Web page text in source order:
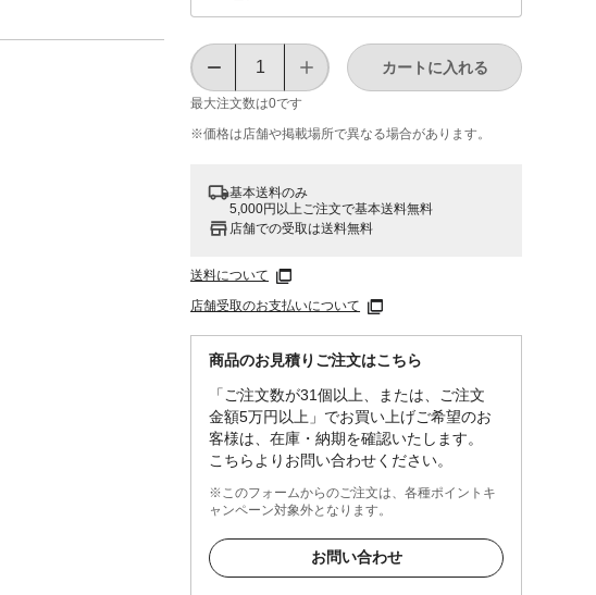
最大注文数は0です
カートに入れる
※価格は​店舗や​掲載場所で​異なる​場合が​あります。
基本送料のみ
5,000円以上ご注文で基本送料無料
店舗での受取は送料無料
送料について
店舗受取のお支払いについて
商品のお見積りご注文はこちら
「ご注文数が31個以上、または、ご注文
金額5万円以上」でお買い上げご希望のお
客様は、在庫・納期を確認いたします。
こちらよりお問い合わせください。
※このフォームからのご注文は、各種ポイントキ
ャンペーン対象外となります。
お問い合わせ